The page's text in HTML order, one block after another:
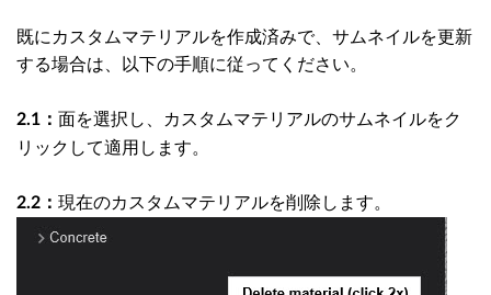
既にカスタムマテリアルを作成済みで、サムネイルを更新
する場合は、以下の手順に従ってください。
2.1： 面を選択し、カスタムマテリアルのサムネイルをク
リックして適用します。
2.2： 現在のカスタムマテリアルを削除します。